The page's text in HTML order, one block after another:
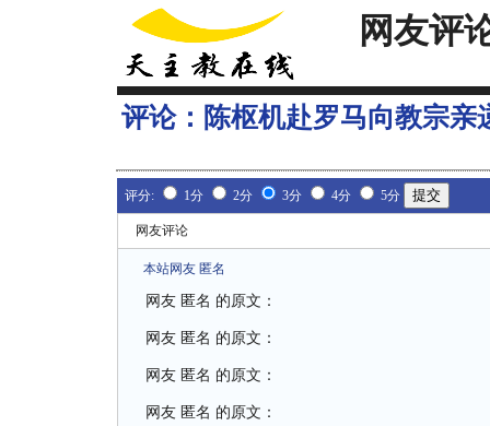
网友评
评论： 陈枢机赴罗马向教宗
评分: 1分 2分 3分 4分 5分
网友评论
本站网友 匿名
网友 匿名 的原文：
网友 匿名 的原文：
网友 匿名 的原文：
网友 匿名 的原文：